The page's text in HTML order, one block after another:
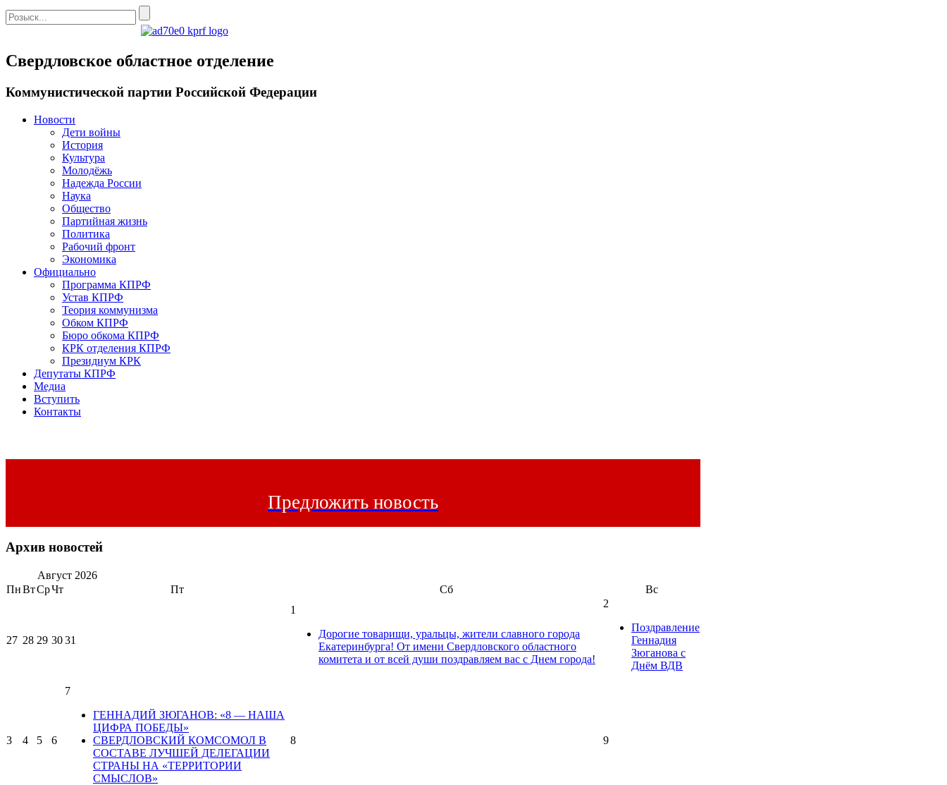
Свердловское областное отделение
Коммунистической партии Российской Федерации
Новости
Дети войны
История
Культура
Молодёжь
Надежда России
Наука
Общество
Партийная жизнь
Политика
Рабочий фронт
Экономика
Официально
Программа КПРФ
Устав КПРФ
Теория коммунизма
Обком КПРФ
Бюро обкома КПРФ
КРК отделения КПРФ
Президиум КРК
Депутаты КПРФ
Медиа
Вступить
Контакты
Предложить новость
Архив новостей
Август 2026
ПнВтСрЧт Пт Сб Вс
27 28 29 3031
1
Дорогие товарищи, уральцы, жители славного города
Екатеринбурга! От имени Свердловского областного
комитета и от всей души поздравляем вас с Днем города!
2
Поздравление
Геннадия
Зюганова с
Днём ВДВ
3 4 5 6
7
ГЕННАДИЙ ЗЮГАНОВ: «8 — НАША
ЦИФРА ПОБЕДЫ»
СВЕРДЛОВСКИЙ КОМСОМОЛ В
СОСТАВЕ ЛУЧШЕЙ ДЕЛЕГАЦИИ
СТРАНЫ НА «ТЕРРИТОРИИ
СМЫСЛОВ»
8 9